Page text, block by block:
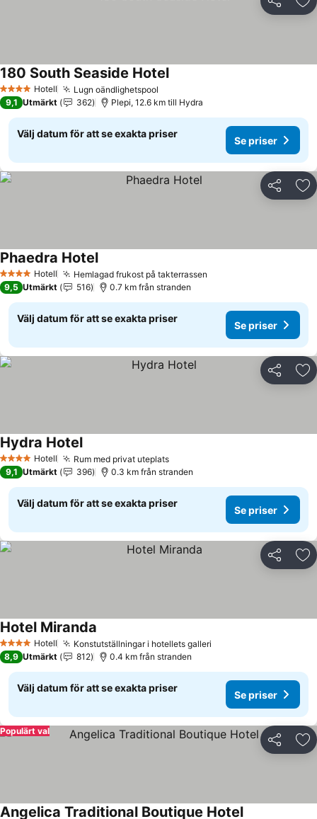
Dela
4 StjärnorHotell Lugn oändlighetspool
180 South Seaside HotelSe priser
9,1 Utmärkt 362 Plepi, 12.6 km till Hydra
Välj datum för att se exakta priser
Se priser
Dela
4 StjärnorHotell Hemlagad frukost på takterrassen
Phaedra HotelSe priser
9,5 Utmärkt 516 0.7 km från stranden
Välj datum för att se exakta priser
Se priser
Dela
4 StjärnorHotell Rum med privat uteplatsSe priser
Hydra HotelSe priser
9,1 Utmärkt 396 0.3 km från stranden
Välj datum för att se exakta priser
Se priser
Dela
4 StjärnorHotell Konstutställningar i hotellets galleri
Hotel Miranda
8,9 Utmärkt 812 0.4 km från stranden
Välj datum för att se exakta priser
Se priser
Dela
Populärt val
Angelica Traditional Boutique Hotel